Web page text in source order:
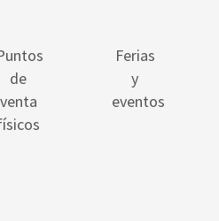
de
venta
Ferias
y
eventos